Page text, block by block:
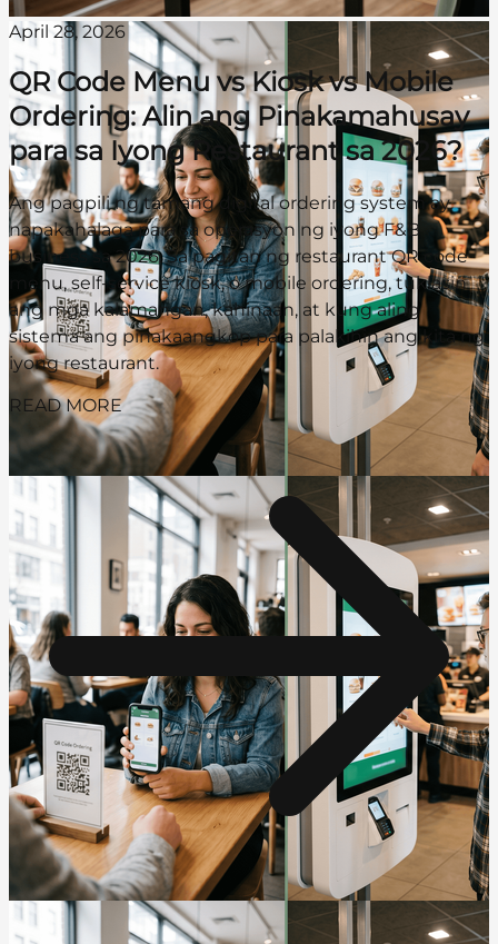
April 28, 2026
QR Code Menu vs Kiosk vs Mobile
Ordering: Alin ang Pinakamahusay
para sa Iyong Restaurant sa 2026?
Ang pagpili ng tamang digital ordering system ay
napakahalaga para sa operasyon ng iyong F&B
business sa 2026. Sa pagitan ng restaurant QR code
menu, self-service kiosk, o mobile ordering, tuklasin
ang mga kalamangan, kahinaan, at kung aling
sistema ang pinakaangkop para palakihin ang kita ng
iyong restaurant.
READ MORE